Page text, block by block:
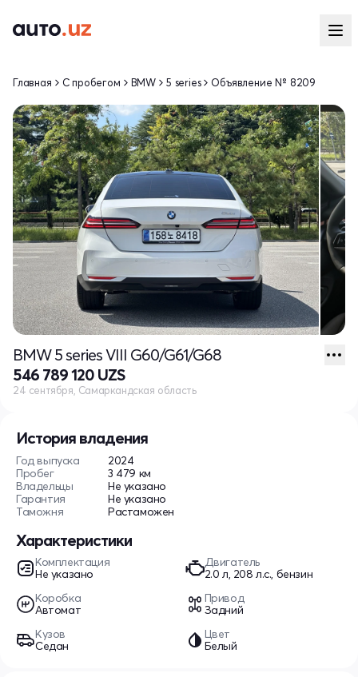
История владения
Год выпуска
2024
Пробег
3 479 км
Владельцы
Не указано
Гарантия
Не указано
Таможня
Растаможен
Характеристики
Комплектация
Не указано
Двигатель
2.0 л, 208 л.с., бензин
Коробка
Автомат
Привод
Задний
Кузов
Седан
Цвет
Белый
Главная С пробегом BMW 5 series Объявление № 8209
BMW 5 series VIII G60/G61/G68
546 789 120 UZS
24 сентября, Самаркандская область